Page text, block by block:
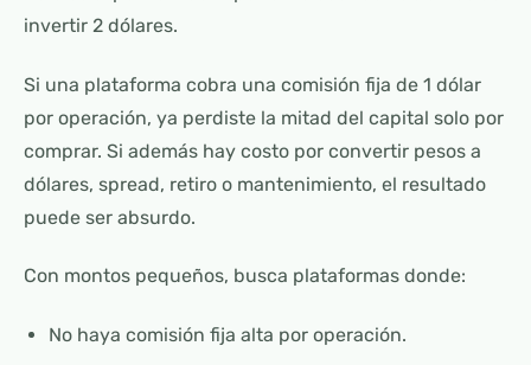
invertir 2 dólares.
Si una plataforma cobra una comisión fija de 1 dólar
por operación, ya perdiste la mitad del capital solo por
comprar. Si además hay costo por convertir pesos a
dólares, spread, retiro o mantenimiento, el resultado
puede ser absurdo.
Con montos pequeños, busca plataformas donde:
No haya comisión fija alta por operación.